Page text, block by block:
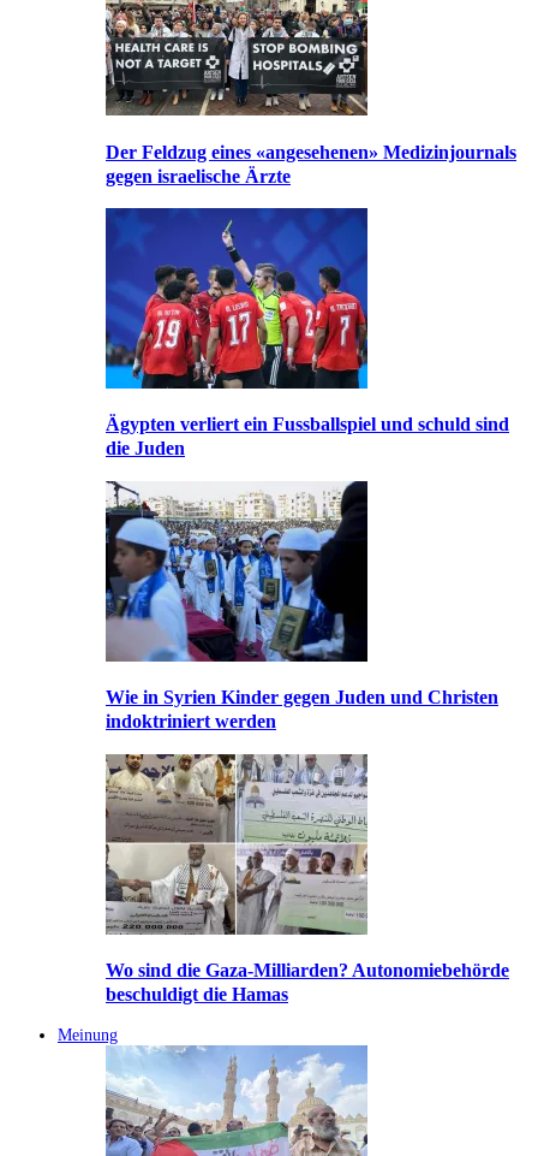
Der Feldzug eines «angesehenen» Medizinjournals
gegen israelische Ärzte
Ägypten verliert ein Fussballspiel und schuld sind
die Juden
Wie in Syrien Kinder gegen Juden und Christen
indoktriniert werden
Wo sind die Gaza-Milliarden? Autonomiebehörde
beschuldigt die Hamas
Meinung